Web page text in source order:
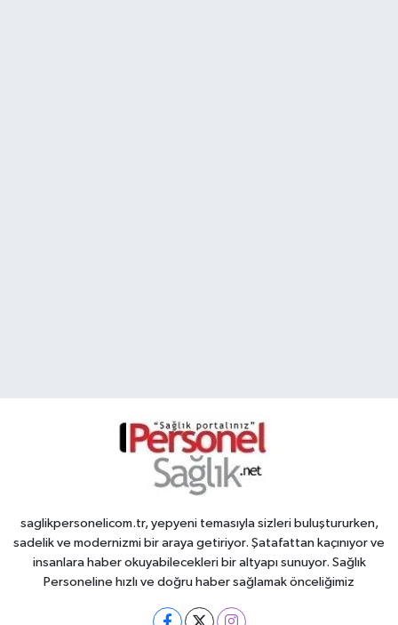
saglikpersonelicom.tr, yepyeni temasıyla sizleri buluştururken,
sadelik ve modernizmi bir araya getiriyor. Şatafattan kaçınıyor ve
insanlara haber okuyabilecekleri bir altyapı sunuyor. Sağlık
Personeline hızlı ve doğru haber sağlamak önceliğimiz